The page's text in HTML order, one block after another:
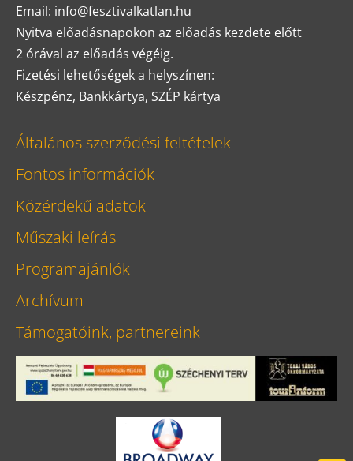
Email: info@fesztivalkatlan.hu
Nyitva előadásnapokon az előadás kezdete előtt
2 órával az előadás végéig.
Fizetési lehetőségek a helyszínen:
Készpénz, Bankkártya, SZÉP kártya
Általános szerződési feltételek
Fontos információk
Közérdekű adatok
Műszaki leírás
Programajánlók
Archívum
Támogatóink, partnereink